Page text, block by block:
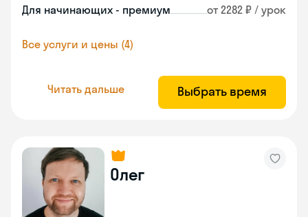
Для начинающих - премиум от 2282 ₽ / урок
Все услуги и цены (4)
Читать дальше Выбрать время
Олег